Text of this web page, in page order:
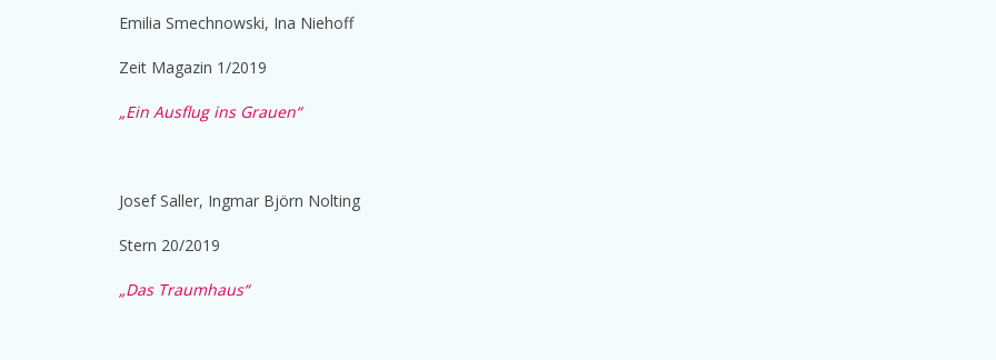
Emilia Smechnowski, Ina Niehoff
Zeit Magazin 1/2019
„Ein Ausflug ins Grauen“
Josef Saller, Ingmar Björn Nolting
Stern 20/2019
„Das Traumhaus“